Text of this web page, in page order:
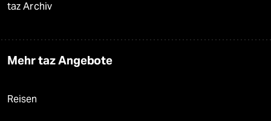
taz Archiv
Mehr taz Angebote
Reisen